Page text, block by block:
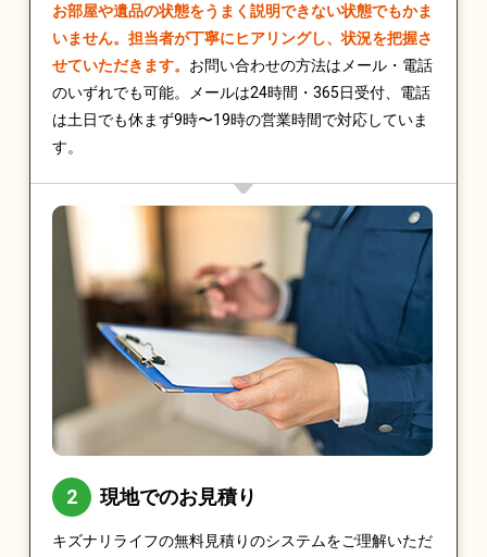
お部屋や遺品の状態をうまく説明できない状態でもかま
いません。担当者が丁寧にヒアリングし、状況を把握さ
せていただきます。 お問い合わせの方法はメール・電話
のいずれでも可能。メールは24時間・365日受付、電話
は土日でも休まず9時〜19時の営業時間で対応していま
す。
現地でのお見積り
キズナリライフの無料見積りのシステムをご理解いただ